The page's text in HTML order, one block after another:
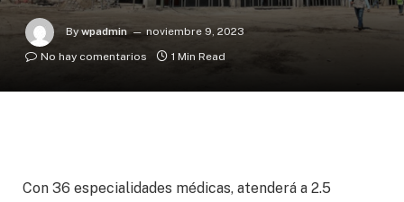
By wpadmin
noviembre 9, 2023
No hay comentarios
1 Min Read
Con 36 especialidades médicas, atenderá a 2.5